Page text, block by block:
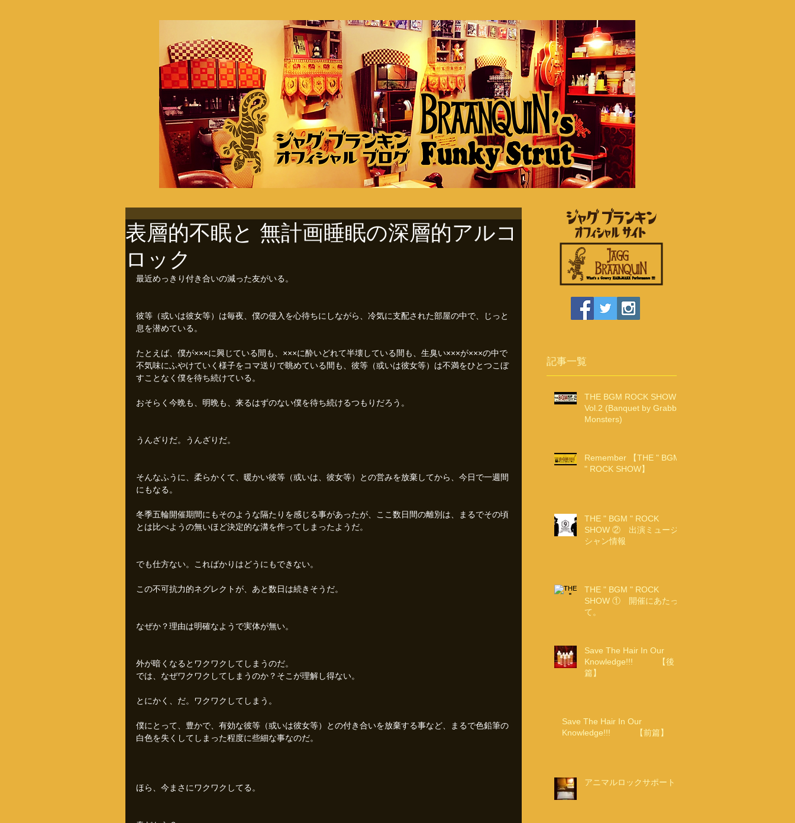
表層的不眠と 無計画睡眠の深層的アルコ
ロック
最近めっきり付き合いの減った友がいる。
彼等（或いは彼女等）は毎夜、僕の侵入を心待ちにしながら、冷気に支配された部屋の中で、じっと
息を潜めている。
たとえば、僕が×××に興じている間も、×××に酔いどれて半壊している間も、生臭い×××が×××の中で
不気味にふやけていく様子をコマ送りで眺めている間も、彼等（或いは彼女等）は不満をひとつこぼ
すことなく僕を待ち続けている。
おそらく今晩も、明晩も、来るはずのない僕を待ち続けるつもりだろう。
うんざりだ。うんざりだ。
そんなふうに、柔らかくて、暖かい彼等（或いは、彼女等）との営みを放棄してから、今日で一週間
にもなる。
冬季五輪開催期間にもそのような隔たりを感じる事があったが、ここ数日間の離別は、まるでその頃
とは比べようの無いほど決定的な溝を作ってしまったようだ。
でも仕方ない。こればかりはどうにもできない。
この不可抗力的ネグレクトが、あと数日は続きそうだ。
なぜか？理由は明確なようで実体が無い。
外が暗くなるとワクワクしてしまうのだ。
では、なぜワクワクしてしまうのか？そこが理解し得ない。
とにかく、だ。ワクワクしてしまう。
僕にとって、豊かで、有効な彼等（或いは彼女等）との付き合いを放棄する事など、まるで色鉛筆の
白色を失くしてしまった程度に些細な事なのだ。
ほら、今まさにワクワクしてる。
記事一覧
THE BGM ROCK SHOW
Vol.2 (Banquet by Grabby
Monsters)
Remember 【THE " BGM
" ROCK SHOW】
THE " BGM " ROCK
SHOW ② 出演ミュージ
シャン情報
THE " BGM " ROCK
SHOW ① 開催にあたっ
て。
Save The Hair In Our
Knowledge!!! 【後
篇】
Save The Hair In Our
Knowledge!!! 【前篇】
アニマルロックサポート